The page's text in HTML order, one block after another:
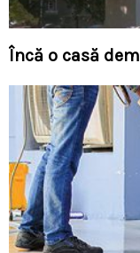
Încă o casă